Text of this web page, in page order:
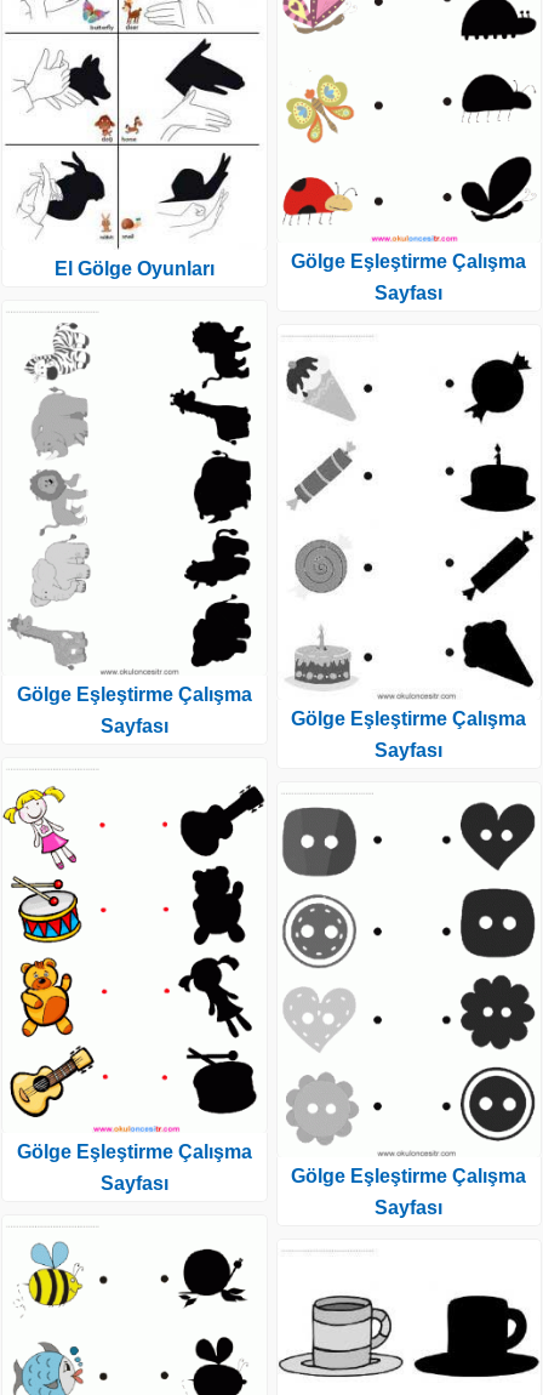
El Gölge Oyunları
Gölge Eşleştirme Çalışma
Sayfası
Gölge Eşleştirme Çalışma
Sayfası
Gölge Eşleştirme Çalışma
Sayfası
Gölge Eşleştirme Çalışma
Sayfası
Gölge Eşleştirme Çalışma
Sayfası